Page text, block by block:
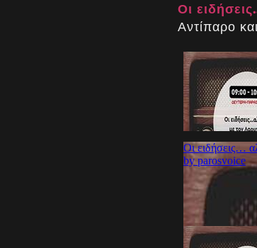
Οι
Αντίπαρο